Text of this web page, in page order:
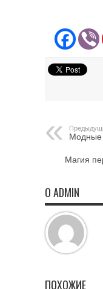
Модные
Магия
О ADMIN
ПОХОЖИЕ